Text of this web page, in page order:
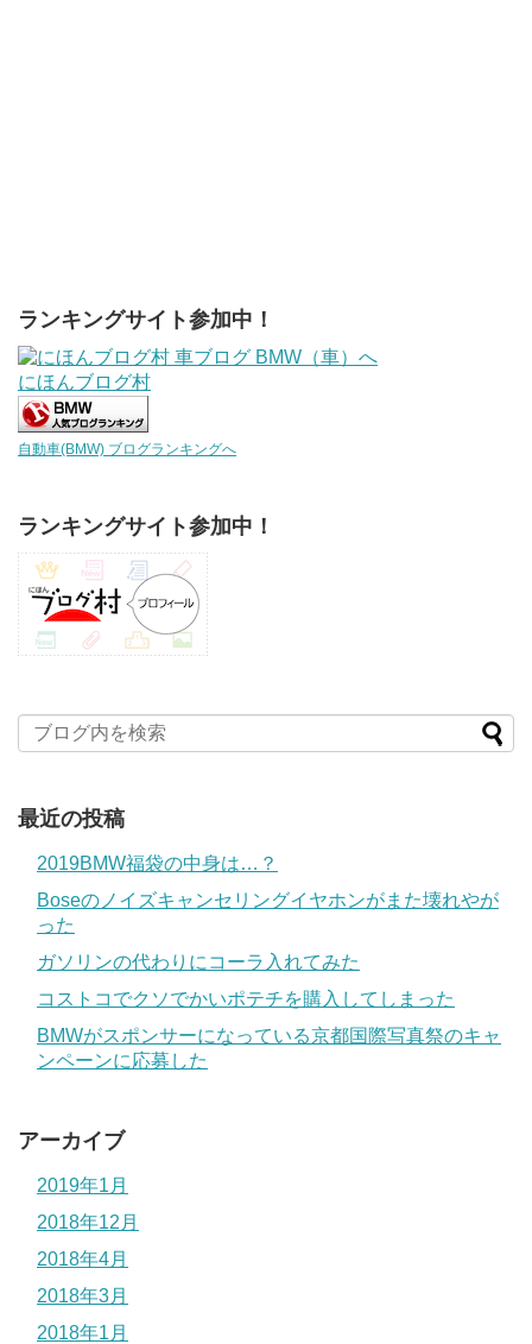
ランキングサイト参加中！
にほんブログ村
自動車(BMW) ブログランキングへ
ランキングサイト参加中！
最近の投稿
2019BMW福袋の中身は…？
Boseのノイズキャンセリングイヤホンがまた壊れやが
った
ガソリンの代わりにコーラ入れてみた
コストコでクソでかいポテチを購入してしまった
BMWがスポンサーになっている京都国際写真祭のキャ
ンペーンに応募した
アーカイブ
2019年1月
2018年12月
2018年4月
2018年3月
2018年1月